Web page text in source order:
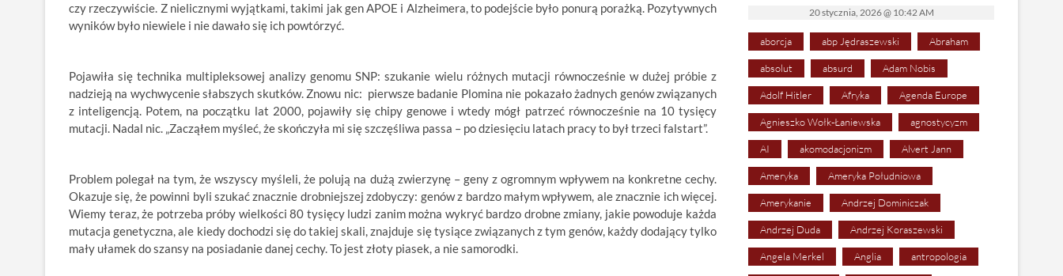
czy rzeczywiście. Z nielicznymi wyjątkami, takimi jak gen APOE i Alzheimera, to podejście było ponurą porażką. Pozytywnych
wyników było niewiele i nie dawało się ich powtórzyć.
Pojawiła się technika multipleksowej analizy genomu SNP: szukanie wielu różnych mutacji równocześnie w dużej próbie z
nadzieją na wychwycenie słabszych skutków. Znowu nic: pierwsze badanie Plomina nie pokazało żadnych genów związanych
z inteligencją. Potem, na początku lat 2000, pojawiły się chipy genowe i wtedy mógł patrzeć równocześnie na 10 tysięcy
mutacji. Nadal nic. „Zacząłem myśleć, że skończyła mi się szczęśliwa passa – po dziesięciu latach pracy to był trzeci falstart”.
Problem polegał na tym, że wszyscy myśleli, że polują na dużą zwierzynę – geny z ogromnym wpływem na konkretne cechy.
Okazuje się, że powinni byli szukać znacznie drobniejszej zdobyczy: genów z bardzo małym wpływem, ale znacznie ich więcej.
Wiemy teraz, że potrzeba próby wielkości 80 tysięcy ludzi zanim można wykryć bardzo drobne zmiany, jakie powoduje każda
mutacja genetyczna, ale kiedy dochodzi się do takiej skali, znajduje się tysiące związanych z tym genów, każdy dodający tylko
mały ułamek do szansy na posiadanie danej cechy. To jest złoty piasek, a nie samorodki.
20 stycznia, 2026 @ 10:42 AM
aborcja abp Jędraszewski Abraham
absolut absurd Adam Nobis
Adolf Hitler Afryka Agenda Europe
Agnieszko Wołk-Łaniewska agnostycyzm
AI akomodacjonizm Alvert Jann
Ameryka Ameryka Południowa
Amerykanie Andrzej Dominiczak
Andrzej Duda Andrzej Koraszewski
Angela Merkel Anglia antropologia